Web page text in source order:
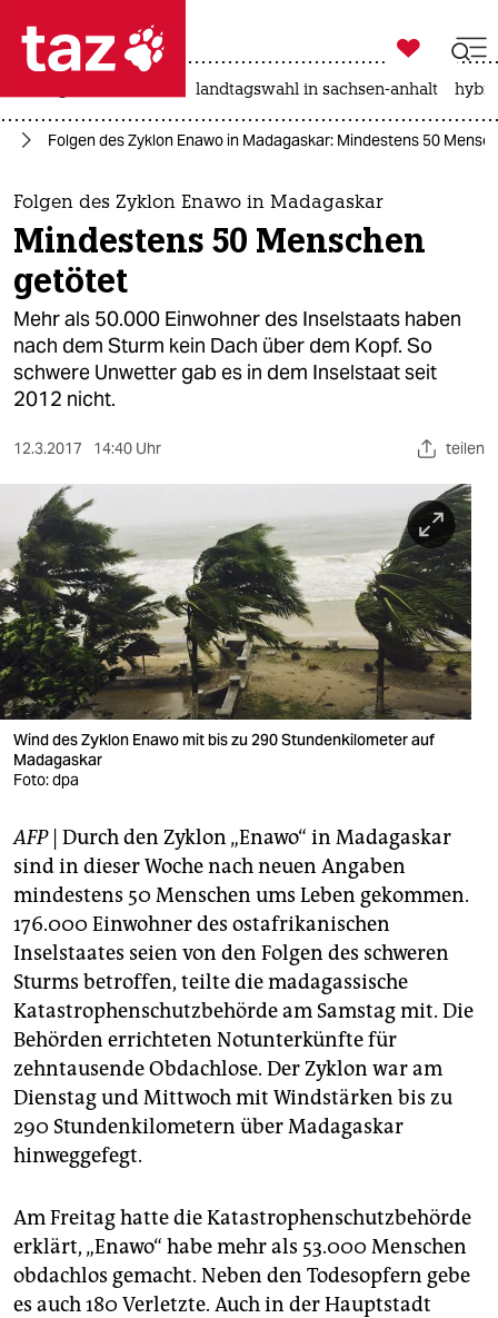
 taz zahl ich
taz zahl ich
themen
politik
öko
gesellschaft
kultur
sport
berlin
nord
wahrheit
verlag
verlag
veranstaltungen
shop
fragen & hilfe
unterstützen
abo
genossenschaft
epaper login

taz zahl ich
landtagswahl in sachsen-anhalt
Folgen des Zyklon Enawo in Madagaskar: Mindestens 50
Folgen des Zyklon Enawo in Madagaskar
Mindestens 50 Menschen
getötet
Mehr als 50.000 Einwohner des Inselstaats haben
nach dem Sturm kein Dach über dem Kopf. So
schwere Unwetter gab es in dem Inselstaat seit
2012 nicht.
12.3.2017 14:40 Uhr teilen
Wind des Zyklon Enawo mit bis zu 290 Stundenkilometer auf
Madagaskar
Foto: dpa
AFP| Durch den Zyklon „Enawo“ in Madagaskar
sind in dieser Woche nach neuen Angaben
mindestens 50 Menschen ums Leben gekommen.
176.000 Einwohner des ostafrikanischen
Inselstaates seien von den Folgen des schweren
Sturms betroffen, teilte die madagassische
Katastrophenschutzbehörde am Samstag mit. Die
Behörden errichteten Notunterkünfte für
zehntausende Obdachlose. Der Zyklon war am
Dienstag und Mittwoch mit Windstärken bis zu
290 Stundenkilometern über Madagaskar
hinweggefegt.
Am Freitag hatte die Katastrophenschutzbehörde
erklärt, „Enawo“ habe mehr als 53.000 Menschen
obdachlos gemacht. Neben den Todesopfern gebe
es auch 180 Verletzte. Auch in der Hauptstadt